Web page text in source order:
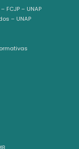
FCJP – UNAP
– UNAP